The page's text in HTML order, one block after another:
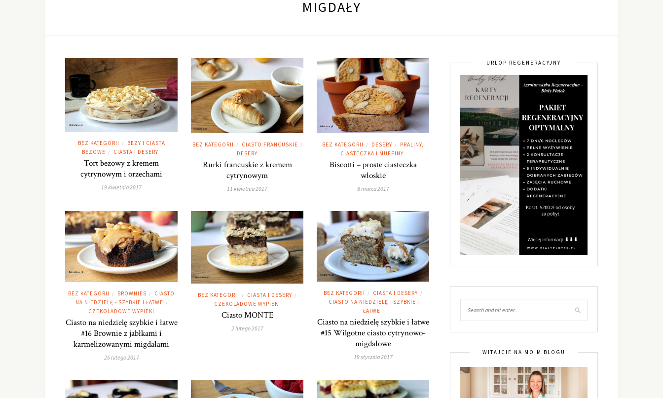
MIGDAŁY
BEZ KATEGORII /
BEZY I CIASTA
BEZOWE / CIASTA I DESERY
Tort bezowy z kremem
cytrynowym i orzechami
19 kwietnia 2017
BEZ KATEGORII / CIASTO FRANCUSKIE /
DESERY
Rurki francuskie z kremem
cytrynowym
11 kwietnia 2017
BEZ KATEGORII / DESERY /
PRALINY,
CIASTECZKA I MUFFINY
Biscotti – proste ciasteczka
włoskie
8 marca 2017
BEZ KATEGORII / BROWNIES /
CIASTO
NA NIEDZIELĘ - SZYBKIE I ŁATWE /
CZEKOLADOWE WYPIEKI
Ciasto na niedzielę szybkie i łatwe
#16 Brownie z jabłkami i
karmelizowanymi migdałami
25 lutego 2017
BEZ KATEGORII / CIASTA I DESERY /
CZEKOLADOWE WYPIEKI
Ciasto MONTE
2 lutego 2017
BEZ KATEGORII / CIASTA I DESERY /
CIASTO NA NIEDZIELĘ - SZYBKIE I
ŁATWE
Ciasto na niedzielę szybkie i łatwe
#15 Wilgotne ciasto cytrynowo-
migdałowe
19 stycznia 2017
URLOP REGENERACYJNY
WITAJCIE NA MOIM BLOGU